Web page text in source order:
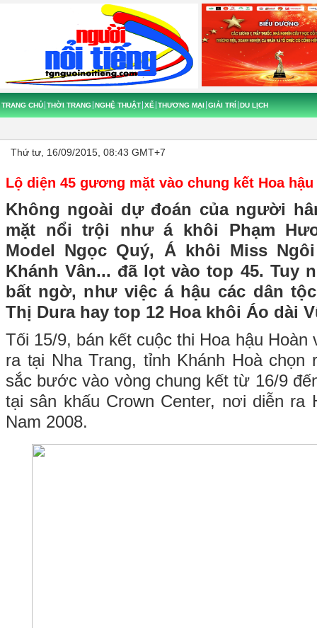
TRANG CHỦ THỜI TRANG NGHỆ THUẬT XẾ THƯƠNG MẠI GIẢI TRÍ DU LỊCH
Thứ tư, 16/09/2015, 08:43 GMT+7
Lộ diện 45 gương mặt vào chung kết Hoa hậu
Không ngoài dự đoán của người
mặt nổi trội như á khôi Phạm
Model Ngọc Quý, Á khôi Miss
Khánh Vân... đã lọt vào top 45. Tuy
bất ngờ, như việc á hậu các dân
Thị Dura hay top 12 Hoa khôi Áo dài
Tối 15/9, bán kết cuộc thi Hoa hậu Hoàn
ra tại Nha Trang, tỉnh Khánh Hoà
sắc bước vào vòng chung kết từ 16/9
tại sân khấu Crown Center, nơi diễn ra
Nam 2008.